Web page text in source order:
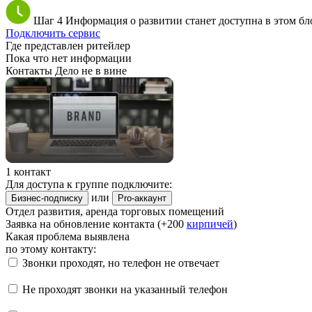
Шаг 4 Информация о развитии станет доступна в этом
Подключить сервис
Где представлен ритейлер
Пока что нет информации
Контакты Дело не в вине
1 контакт
Для доступа к группе подключите:
Бизнес-подписку или Pro-аккаунт
Отдел развития, аренда торговых помещений
Заявка на обновление контакта (+200 кирпичей)
Какая проблема выявлена
по этому контакту:
Звонки проходят, но телефон не отвечает
Не проходят звонки на указанный телефон